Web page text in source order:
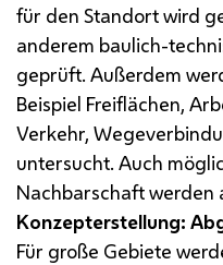
für den Standort wird
anderem baulich-
geprüft. Außerdem
Beispiel Freiflächen,
Verkehr,
untersucht. Auch
Nachbarschaft werden
Konzepterstellung:
Für große Gebiete